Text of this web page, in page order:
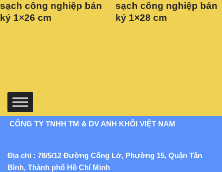
sạch công nghiệp bán
ký 1×26 cm
sạch công nghiệp bán
ký 1×28 cm
CÔNG TY TNHH TM & DV ANH KHÔI VIỆT NAM
Địa chỉ : 78/5/12 Đường Cống Lở, Phường 15, Quận Tân
Bình, Thành phố Hồ Chí Minh